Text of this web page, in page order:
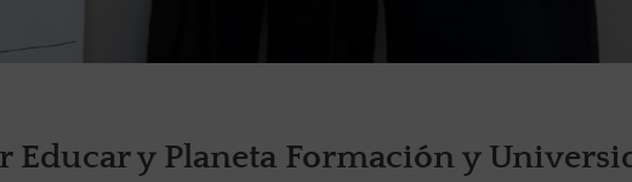
y Planeta Formación y